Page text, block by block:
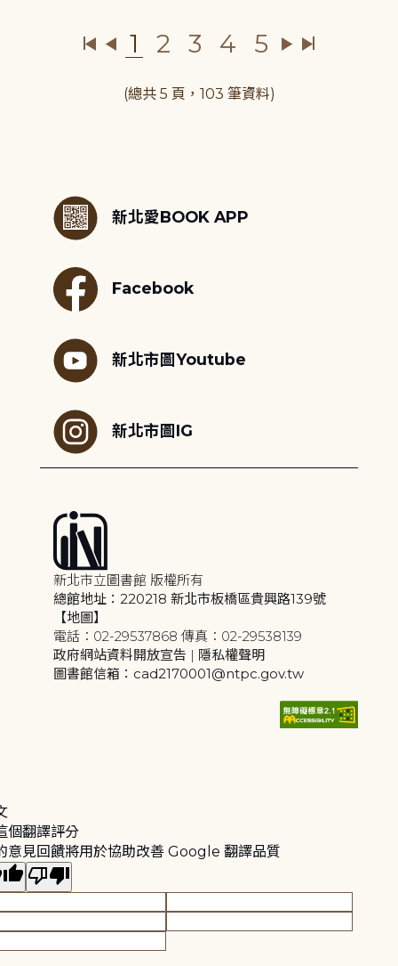
1 2 3 4 5
(總共 5 頁，103 筆資料)
新北愛BOOK APP
Facebook
新北市圖Youtube
新北市圖IG
新北市立圖書館 版權所有
總館地址：220218 新北市板橋區貴興路139號
【地圖】
電話：02-29537868 傳真：02-29538139
政府網站資料開放宣告 | 隱私權聲明
圖書館信箱：cad2170001@ntpc.gov.tw
個翻譯評分
意見回饋將用於協助改善 Google 翻譯品質